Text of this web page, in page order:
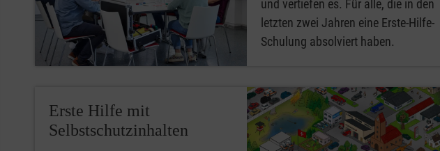
und vertiefen es. Für alle, die in den
letzten zwei Jahren eine Erste-Hilfe-
Schulung absolviert haben.
Erste Hilfe mit
Selbstschutzinhalten